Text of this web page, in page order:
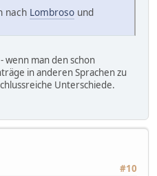
nach Lombroso und
wenn man den schon
in anderen Sprachen zu
Unterschiede.
#10